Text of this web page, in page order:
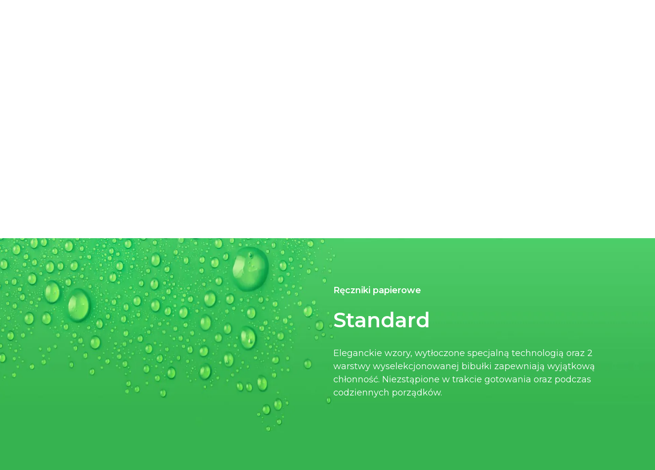
Ręczniki papierowe
Standard
Eleganckie wzory, wytłoczone specjalną technologią oraz 2
warstwy wyselekcjonowanej bibułki zapewniają wyjątkową
chłonność. Niezstąpione w trakcie gotowania oraz podczas
codziennych porządków.